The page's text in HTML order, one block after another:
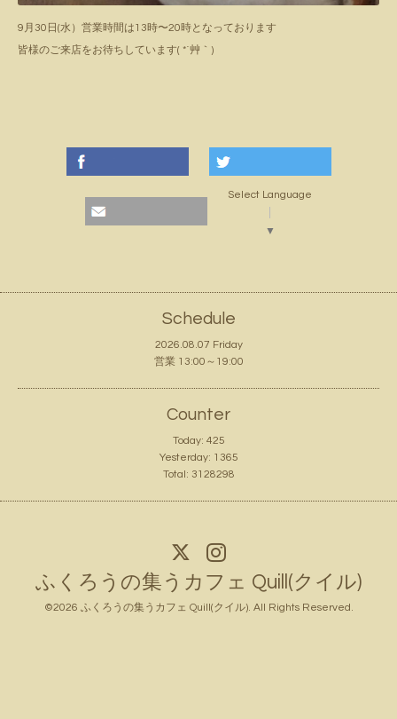
9月30日(水）営業時間は13時〜20時となっております
皆様のご来店をお待ちしています( *´艸｀)
Select Language
▼
Schedule
2026.08.07 Friday
営業 13:00～19:00
Counter
Today: 425
Yesterday: 1365
Total: 3128298
ふくろうの集うカフェ Quill(クイル)
©2026 ふくろうの集うカフェ Quill(クイル). All Rights Reserved.